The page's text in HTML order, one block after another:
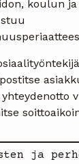
koulun
ja